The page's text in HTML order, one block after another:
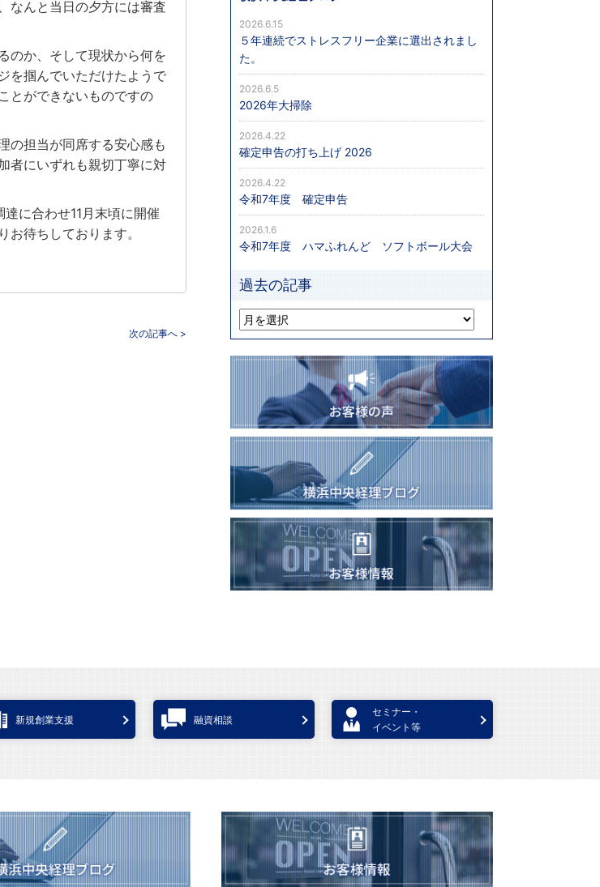
なんと当日の夕方には審査
のか、そして現状から何を
を掴んでいただけたようで
とができないものですの
の担当が同席する安心感も
者にいずれも親切丁寧に対
に合わせ11月末頃に開催
待ちしております。
次の記事へ >
５年連続でストレスフリー企業に選出されまし
た。
2026.6.15
2026年大掃除
2026.6.5
確定申告の打ち上げ 2026
2026.4.22
令和7年度 確定申告
2026.4.22
令和7年度 ハマふれんど ソフトボール大会
2026.1.6
過去の記事
新規創業支援 融資相談
セミナー・
イベント等